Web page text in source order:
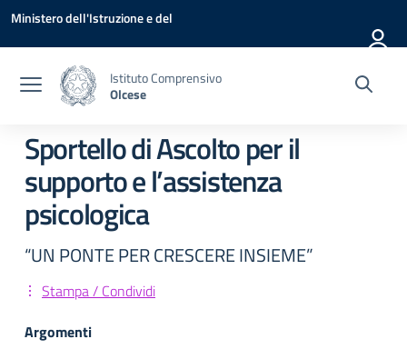
Vai ai contenuti
Vai al menu di navigazione
Vai al footer
Ministero dell'Istruzione e del
Istituto Comprensivo
Olcese
Sportello di Ascolto per il
supporto e l’assistenza
psicologica
“UN PONTE PER CRESCERE INSIEME”
Stampa / Condividi
Argomenti